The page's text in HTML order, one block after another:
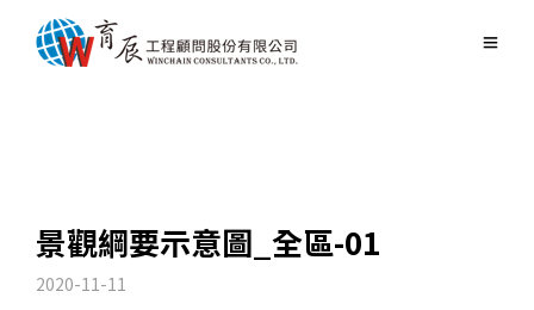
景觀綱要示意圖_全區-01
2020-11-11